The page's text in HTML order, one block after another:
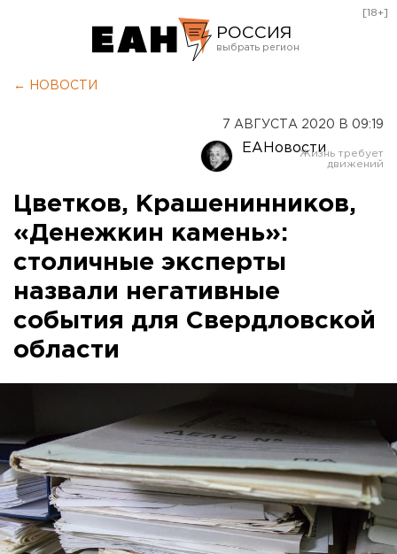
РОССИЯ
Оренбург
[18+]
← НОВОСТИ
7 АВГУСТА 2020 В 09:19
ЕАНовости
Цветков, Крашенинников,
«Денежкин камень»:
столичные эксперты
назвали негативные
события для Свердловской
области